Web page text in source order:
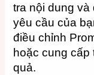
tra nội dung
yêu cầu của
điều chỉnh
hoặc cung cấp
quả.